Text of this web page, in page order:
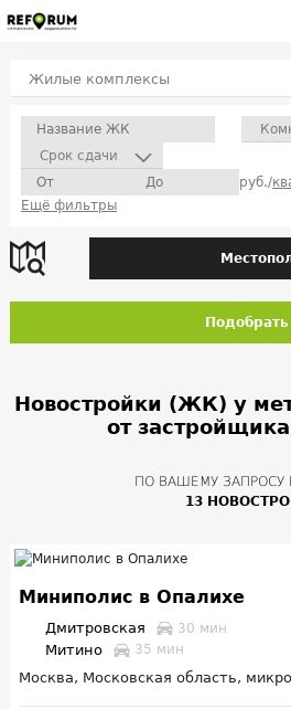
Жилые комплексы
Срок сдачи
руб./
Ещё фильтры
Подобрать
Новостройки (ЖК) у
от
ПО ВАШЕМУ ЗАПРОСУ
13
Миниполис в Опалихе
Дмитровская 30 мин
Митино 35 мин
Москва, Московская область,